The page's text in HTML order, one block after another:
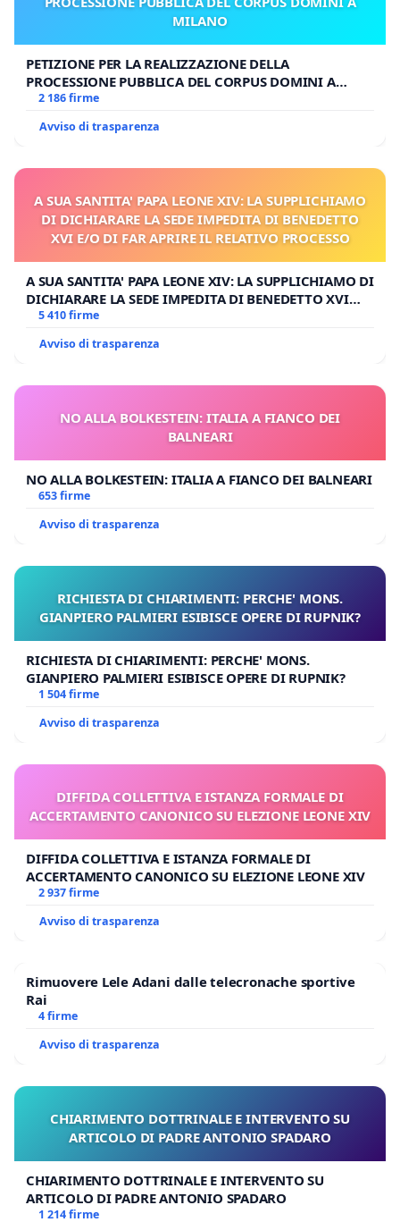
MILANO
PETIZIONE PER LA REALIZZAZIONE DELLA
PROCESSIONE PUBBLICA DEL CORPUS DOMINI A
MILANO
2 186 firme
Avviso di trasparenza
A SUA SANTITA' PAPA LEONE XIV: LA SUPPLICHIAMO
DI DICHIARARE LA SEDE IMPEDITA DI BENEDETTO
XVI E/O DI FAR APRIRE IL RELATIVO PROCESSO
A SUA SANTITA' PAPA LEONE XIV: LA SUPPLICHIAMO DI
DICHIARARE LA SEDE IMPEDITA DI BENEDETTO XVI
E/O DI FAR APRIRE IL RELATIVO PROCESSO
5 410 firme
Avviso di trasparenza
NO ALLA BOLKESTEIN: ITALIA A FIANCO DEI
BALNEARI
NO ALLA BOLKESTEIN: ITALIA A FIANCO DEI BALNEARI
653 firme
Avviso di trasparenza
RICHIESTA DI CHIARIMENTI: PERCHE' MONS.
GIANPIERO PALMIERI ESIBISCE OPERE DI RUPNIK?
RICHIESTA DI CHIARIMENTI: PERCHE' MONS.
GIANPIERO PALMIERI ESIBISCE OPERE DI RUPNIK?
1 504 firme
Avviso di trasparenza
DIFFIDA COLLETTIVA E ISTANZA FORMALE DI
ACCERTAMENTO CANONICO SU ELEZIONE LEONE XIV
DIFFIDA COLLETTIVA E ISTANZA FORMALE DI
ACCERTAMENTO CANONICO SU ELEZIONE LEONE XIV
2 937 firme
Avviso di trasparenza
Rimuovere Lele Adani dalle telecronache sportive
Rai
4 firme
Avviso di trasparenza
CHIARIMENTO DOTTRINALE E INTERVENTO SU
ARTICOLO DI PADRE ANTONIO SPADARO
CHIARIMENTO DOTTRINALE E INTERVENTO SU
ARTICOLO DI PADRE ANTONIO SPADARO
1 214 firme